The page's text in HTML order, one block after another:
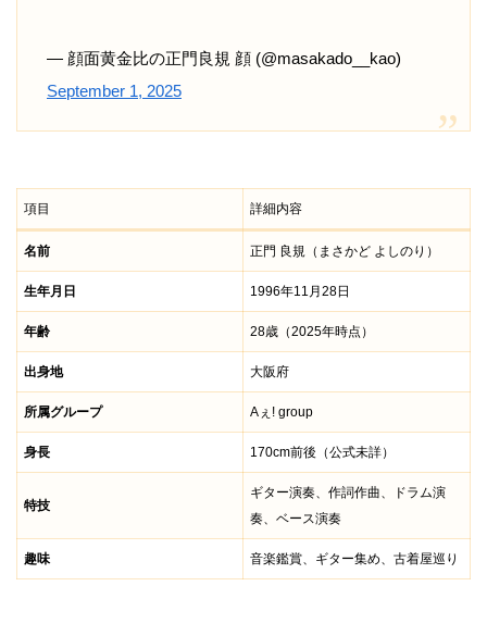
— 顔面黄金比の正門良規 顔 (@masakado__kao)
September 1, 2025
項目 詳細内容
名前 正門 良規（まさかど よしのり）
生年月日 1996年11月28日
年齢 28歳（2025年時点）
出身地 大阪府
所属グループ Aぇ! group
身長 170cm前後（公式未詳）
特技
ギター演奏、作詞作曲、ドラム演
奏、ベース演奏
趣味 音楽鑑賞、ギター集め、古着屋巡り